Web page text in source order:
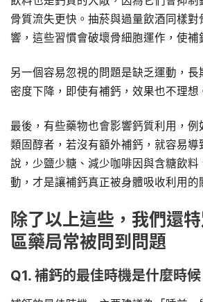
骨質流失更快。抽菸與過量飲酒同樣對
響，這些習慣會破壞骨細胞運作，使補
另一個容易忽視的問題是缺乏運動，
密度下降，即使有補鈣，效果也不理想
最後，有些藥物也會影響鈣質利用，例
類固醇者，若沒有額外補鈣，就容易導
說，少鹽少糖、減少咖啡因與含糖飲料
動，才是讓補鈣真正被身體吸收利用的
除了以上這些，我們還
區藥局常被問到問題
Q1. 補鈣的最佳時機是什麼時候